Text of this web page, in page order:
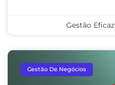
Gestão Eficaz
Gestão De Negócios